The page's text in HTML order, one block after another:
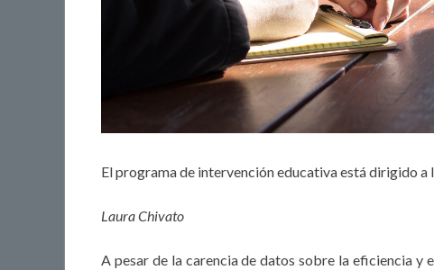
El programa de intervención educativa está dirigido a
Laura Chivato
A pesar de la carencia de datos sobre la eficiencia